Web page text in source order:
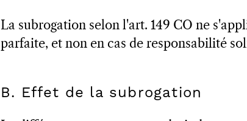
La subrogation selon l'art. 149 CO ne
parfaite, et non en cas de responsabilité
B. Effet de la subrogation